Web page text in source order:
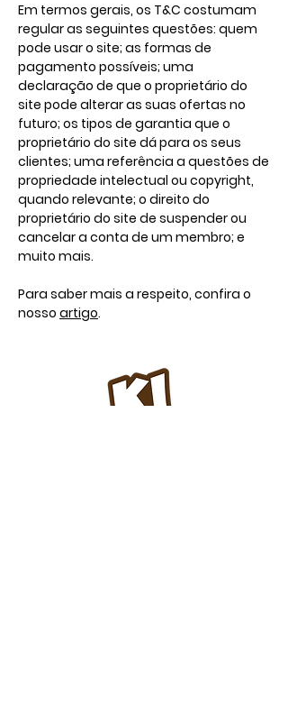
Em termos gerais, os T&C costumam
regular as seguintes questões: quem
pode usar o site; as formas de
pagamento possíveis; uma
declaração de que o proprietário do
site pode alterar as suas ofertas no
futuro; os tipos de garantia que o
proprietário do site dá para os seus
clientes; uma referência a questões de
propriedade intelectual ou copyright,
quando relevante; o direito do
proprietário do site de suspender ou
cancelar a conta de um membro; e
muito mais.
Para saber mais a respeito, confira o
nosso artigo.